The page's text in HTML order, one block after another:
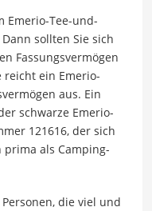
Emerio-Tee-und-
sollten Sie sich
Fassungsvermögen
reicht ein Emerio-
aus. Ein
schwarze Emerio-
121616, der sich
prima als Camping-
die viel und